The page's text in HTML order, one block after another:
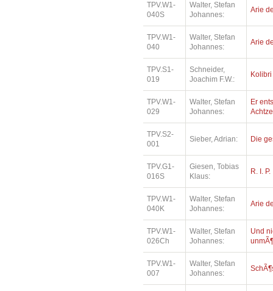
TPV.W1-
040S
Walter, Stefan
Johannes:
Arie
TPV.W1-
040
Walter, Stefan
Johannes:
Arie
TPV.S1-
019
Schneider,
Joachim F.W.:
Kolibri
TPV.W1-
029
Walter, Stefan
Johannes:
Er
TPV.S2-
001
Sieber, Adrian: Die
TPV.G1-
016S
Giesen, Tobias
Klaus:
R. I. P.
TPV.W1-
040K
Walter, Stefan
Johannes:
Arie
TPV.W1-
026Ch
Walter, Stefan
Johannes:
Und
TPV.W1-
007
Walter, Stefan
Johannes: